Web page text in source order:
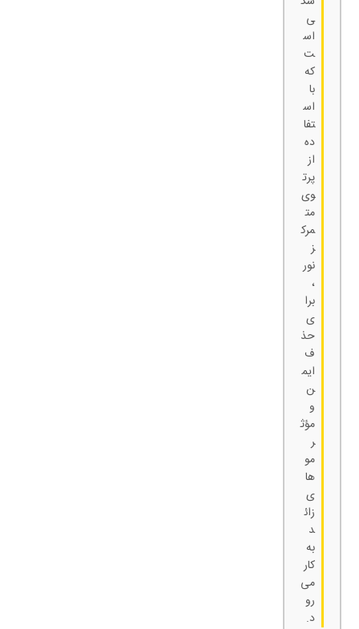
ی
اس
ت
که
با
اس
تفا
ده
از
پرت
وی
مت
مرک
ز
نور
،
برا
ی
حذ
ف
ایم
ن
و
مؤث
ر
مو
ها
ی
زائ
د
به
کار
می‌
رو
د.